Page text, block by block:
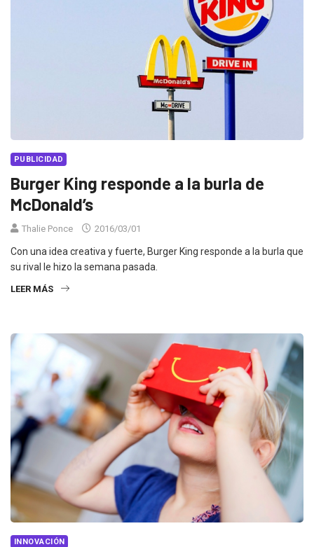
PUBLICIDAD
Burger King responde a la burla de
McDonald’s
Thalie Ponce 2016/03/01
Con una idea creativa y fuerte, Burger King responde a la burla que
su rival le hizo la semana pasada.
LEER MÁS
INNOVACIÓN